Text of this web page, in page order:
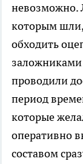
невозможно.
которым шли,
обходить
проводили
период
которые
оперативно
составом